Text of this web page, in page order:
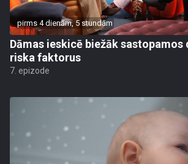
pirms 4 dienām, 5 stundām
Dāmas ieskicē biežāk sastopamos
riska faktorus
7. epizode